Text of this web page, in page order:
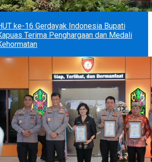
ke-16 Gerdayak Indonesia Bupati
Terima Penghargaan dan Medali